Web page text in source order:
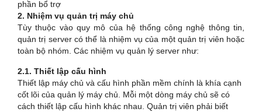
phần bổ trợ
2. Nhiệm vụ quản trị máy chủ
Tùy thuộc vào quy mô của hệ thống công nghệ thông tin,
quản trị server có thể là nhiệm vụ của một quản trị viên hoặc
toàn bộ nhóm. Các nhiệm vụ quản lý server như:
2.1. Thiết lập cấu hình
Thiết lập máy chủ và cấu hình phần mềm chính là khía cạnh
cốt lõi của quản lý máy chủ. Mỗi một dòng máy chủ sẽ có
cách thiết lập cấu hình khác nhau. Quản trị viên phải biết